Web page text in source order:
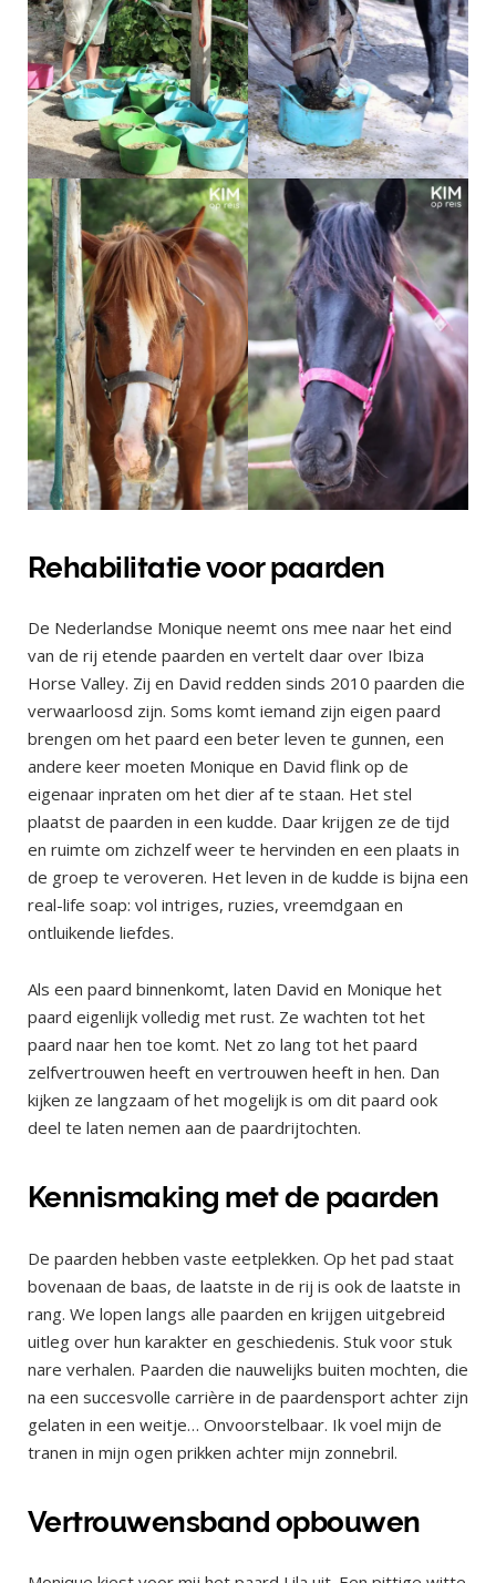
Rehabilitatie voor paarden
De Nederlandse Monique neemt ons mee naar het eind
van de rij etende paarden en vertelt daar over Ibiza
Horse Valley. Zij en David redden sinds 2010 paarden die
verwaarloosd zijn. Soms komt iemand zijn eigen paard
brengen om het paard een beter leven te gunnen, een
andere keer moeten Monique en David flink op de
eigenaar inpraten om het dier af te staan. Het stel
plaatst de paarden in een kudde. Daar krijgen ze de tijd
en ruimte om zichzelf weer te hervinden en een plaats in
de groep te veroveren. Het leven in de kudde is bijna een
real-life soap: vol intriges, ruzies, vreemdgaan en
ontluikende liefdes.
Als een paard binnenkomt, laten David en Monique het
paard eigenlijk volledig met rust. Ze wachten tot het
paard naar hen toe komt. Net zo lang tot het paard
zelfvertrouwen heeft en vertrouwen heeft in hen. Dan
kijken ze langzaam of het mogelijk is om dit paard ook
deel te laten nemen aan de paardrijtochten.
Kennismaking met de paarden
De paarden hebben vaste eetplekken. Op het pad staat
bovenaan de baas, de laatste in de rij is ook de laatste in
rang. We lopen langs alle paarden en krijgen uitgebreid
uitleg over hun karakter en geschiedenis. Stuk voor stuk
nare verhalen. Paarden die nauwelijks buiten mochten, die
na een succesvolle carrière in de paardensport achter zijn
gelaten in een weitje… Onvoorstelbaar. Ik voel mijn de
tranen in mijn ogen prikken achter mijn zonnebril.
Vertrouwensband opbouwen